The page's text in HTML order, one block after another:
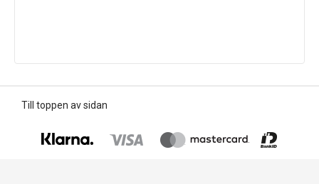
Till toppen av sidan